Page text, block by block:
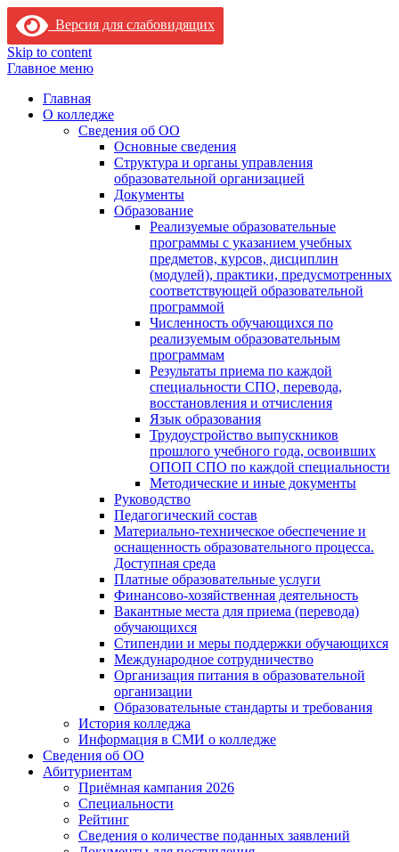
Версия для слабовидящих
Skip to content
Главное меню
Главная
О колледже
Сведения об ОО
Основные сведения
Структура и органы управления
образовательной организацией
Документы
Образование
Реализуемые образовательные
программы с указанием учебных
предметов, курсов, дисциплин
(модулей), практики, предусмотренных
соответствующей образовательной
программой
Численность обучающихся по
реализуемым образовательным
программам
Результаты приема по каждой
специальности СПО, перевода,
восстановления и отчисления
Язык образования
Трудоустройство выпускников
прошлого учебного года, освоивших
ОПОП СПО по каждой специальности
Методические и иные документы
Руководство
Педагогический состав
Материально-техническое обеспечение и
оснащенность образовательного процесса.
Доступная среда
Платные образовательные услуги
Финансово-хозяйственная деятельность
Вакантные места для приема (перевода)
обучающихся
Стипендии и меры поддержки обучающихся
Международное сотрудничество
Организация питания в образовательной
организации
Образовательные стандарты и требования
История колледжа
Информация в СМИ о колледже
Сведения об ОО
Абитуриентам
Приёмная кампания 2026
Специальности
Рейтинг
Сведения о количестве поданных заявлений